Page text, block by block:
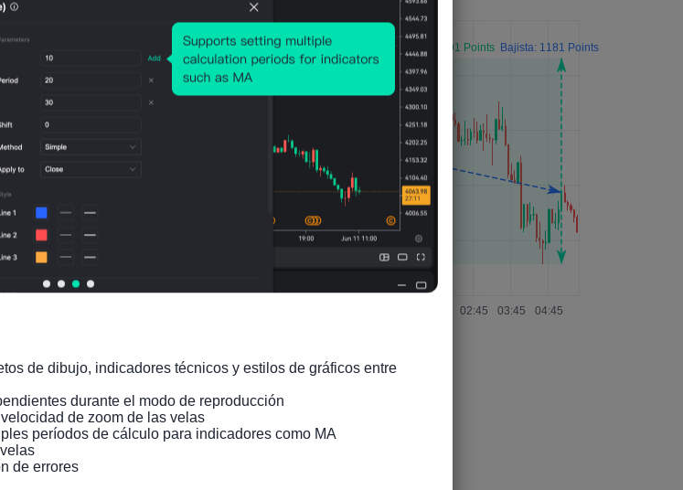
relevantes
Reino
de dibujo, indicadores técnicos y estilos de gráficos entre
durante el modo de reproducción
de zoom de las velas
períodos de cálculo para indicadores como MA
de errores